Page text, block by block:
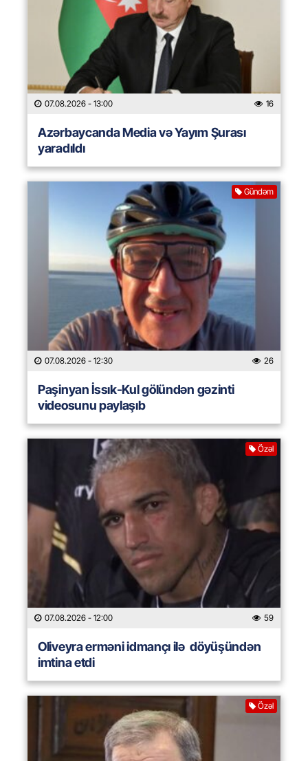
07.08.2026 - 13:00 16
Azərbaycanda Media və Yayım Şurası
yaradıldı
Gündəm
07.08.2026 - 12:30 26
Paşinyan İssık-Kul gölündən gəzinti
videosunu paylaşıb
Özəl
07.08.2026 - 12:00 59
Oliveyra erməni idmançı ilə döyüşündən
imtina etdi
Özəl